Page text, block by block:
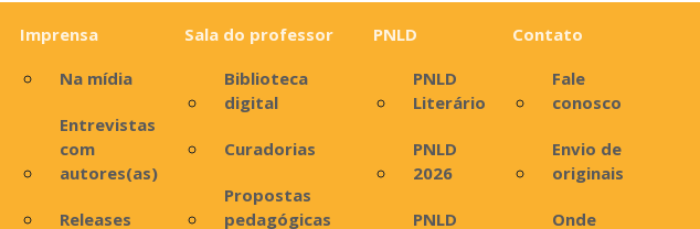
Imprensa
Na mídia
Entrevistas
com
autores(as)
Releases
Sala do professor
Biblioteca
digital
Curadorias
Propostas
pedagógicas
PNLD
PNLD
Literário
PNLD
2026
PNLD
Contato
Fale
conosco
Envio de
originais
Onde